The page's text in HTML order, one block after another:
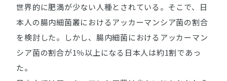
世界的に肥満が少ない人種とされている。そこで、日
本人の腸内細菌叢におけるアッカーマンシア菌の割合
を検討した。しかし、腸内細菌におけるアッカーマン
シア菌の割合が1％以上になる日本人は約1割であっ
た。